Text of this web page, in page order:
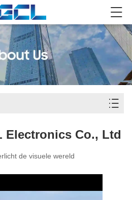
Electronics Co., Ltd
de visuele wereld